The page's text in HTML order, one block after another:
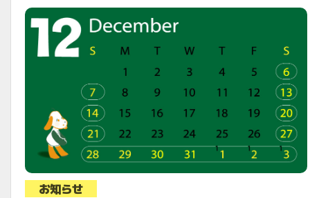
お知らせ